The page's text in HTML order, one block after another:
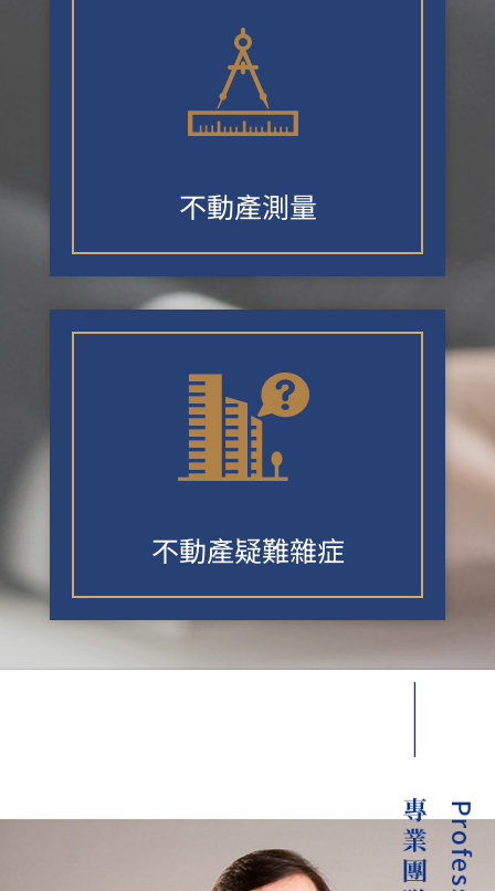
不動產測量
不動產疑難雜症